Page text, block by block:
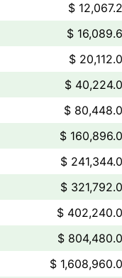
$
$
$
$
$
$
$
$
$
$
$